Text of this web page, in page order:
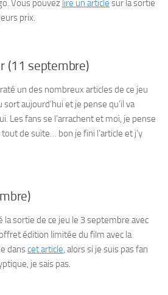
Vous pouvez lire un article sur la sortie
prix.
(11 septembre)
un des nombreux articles de ce jeu
aujourd’hui et je pense qu’il va
Les fans se l’arrachent et moi, je pense
de suite… bon je fini l’article et j’y
la sortie de ce jeu le 3 septembre avec
édition limitée du film avec la
danscet article, alors si je suis pas fan
je sais pas.